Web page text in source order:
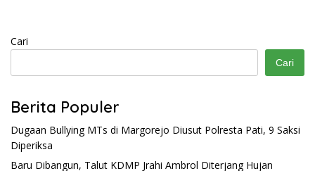
Cari
Cari
Berita Populer
Dugaan Bullying MTs di Margorejo Diusut Polresta Pati, 9 Saksi
Diperiksa
Baru Dibangun, Talut KDMP Jrahi Ambrol Diterjang Hujan